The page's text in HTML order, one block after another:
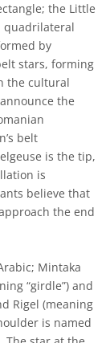
the Little
quadrilateral
by
stars, forming
the cultural
the
belt
is the tip,
is
believe that
the end
Mintaka
“girdle”) and
Rigel (meaning
is named